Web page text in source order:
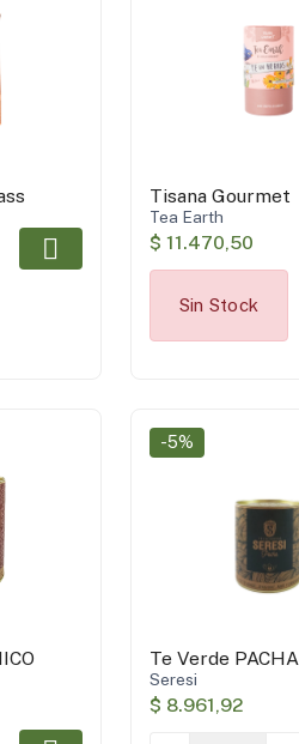
Tisana Gourmet
Tea Earth
$ 11.470,50
Sin Stock
-5%
Te Verde PACHA
Seresi
$ 8.961,92